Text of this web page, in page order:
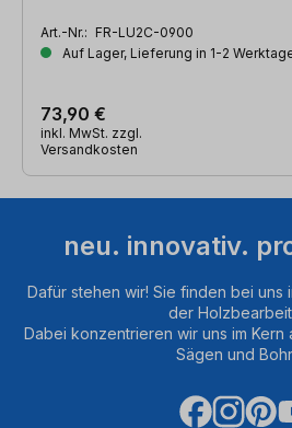
Art.-Nr.: FR-LU2C-0900
Auf Lager, Lieferung in 1-2
73,90 €
inkl. MwSt. zzgl.
Versandkosten
neu. innovativ.
Dafür stehen wir! Sie finden bei uns
der
Dabei konzentrieren wir uns im Kern
Sägen und